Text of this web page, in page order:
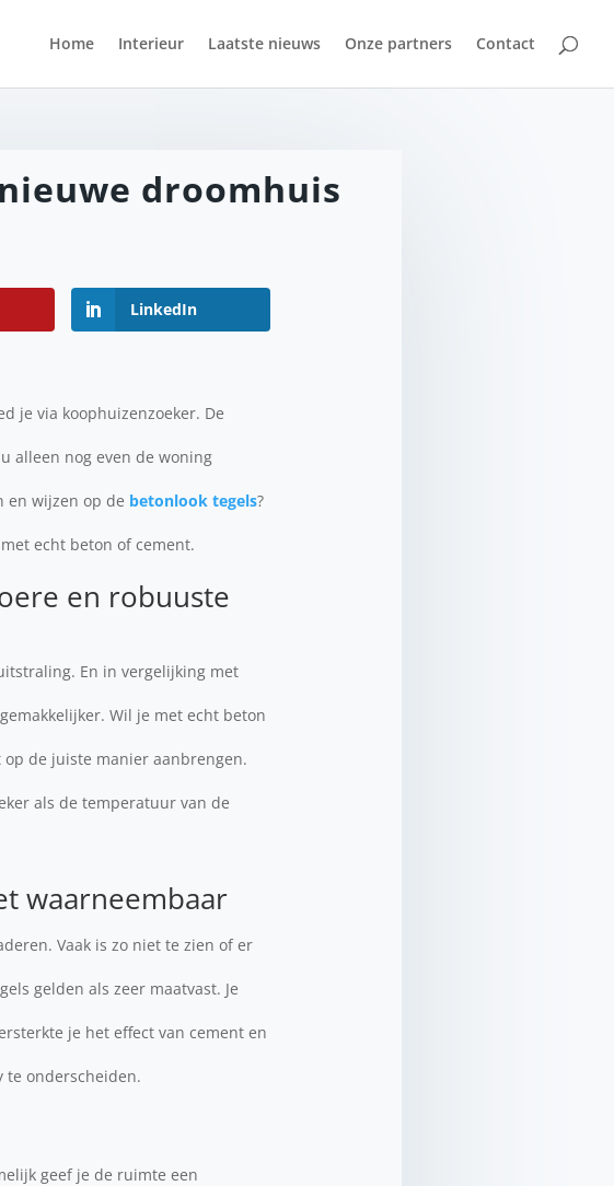
Home Interieur Laatste nieuws Onze partners Contact
droomhuis
LinkedIn
je via koophuizenzoeker. De
alleen nog even de woning
en wijzen op de betonlook tegels?
echt beton of cement.
en robuuste
En in vergelijking met
Wil je met echt beton
de juiste manier aanbrengen.
als de temperatuur van de
waarneembaar
Vaak is zo niet te zien of er
gelden als zeer maatvast. Je
je het effect van cement en
te onderscheiden.
geef je de ruimte een